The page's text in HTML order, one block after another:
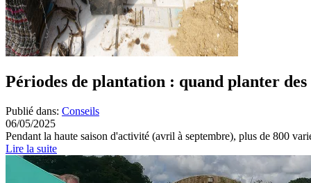
Périodes de plantation : quand planter des
Publié dans: Conseils
06/05/2025
Pendant la haute saison d'activité (avril à septembre), plus de 800
Lire la suite